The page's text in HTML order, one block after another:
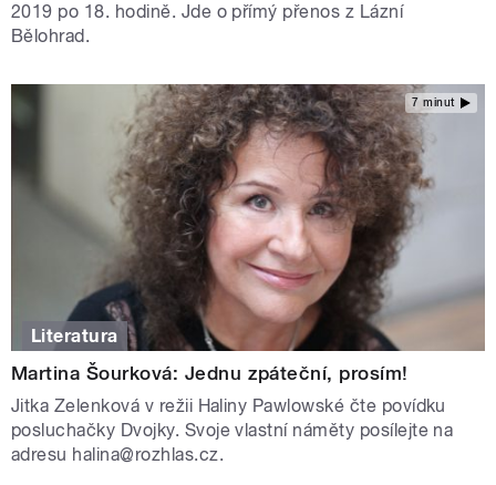
2019 po 18. hodině. Jde o přímý přenos z Lázní
Bělohrad.
7 minut
Literatura
Martina Šourková: Jednu zpáteční, prosím!
Jitka Zelenková v režii Haliny Pawlowské čte povídku
posluchačky Dvojky. Svoje vlastní náměty posílejte na
adresu halina@rozhlas.cz.